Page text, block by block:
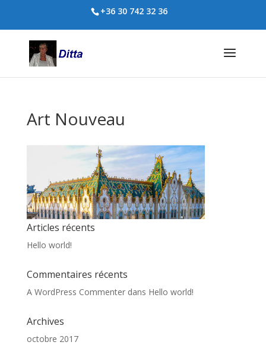
+36 30 742 32 36
Art Nouveau
Articles récents
Hello world!
Commentaires récents
A WordPress Commenterdans Hello world!
Archives
octobre 2017